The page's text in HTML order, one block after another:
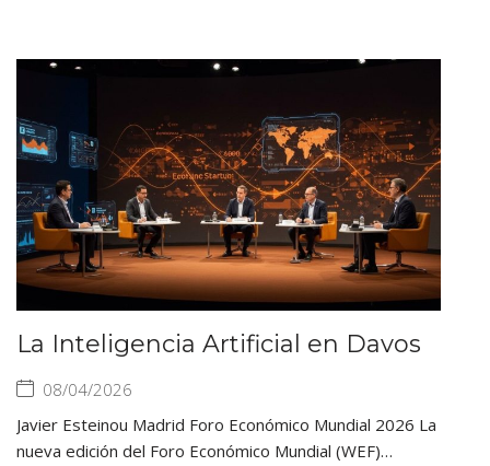
La Inteligencia Artificial en Davos
08/04/2026
Javier Esteinou Madrid Foro Económico Mundial 2026 La
nueva edición del Foro Económico Mundial (WEF)…